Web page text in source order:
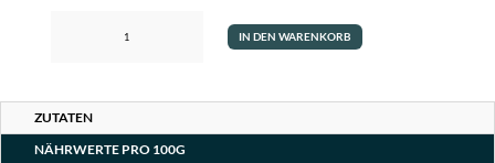
175g
Menge
IN DEN WARENKORB
ZUTATEN
NÄHRWERTE PRO 100G